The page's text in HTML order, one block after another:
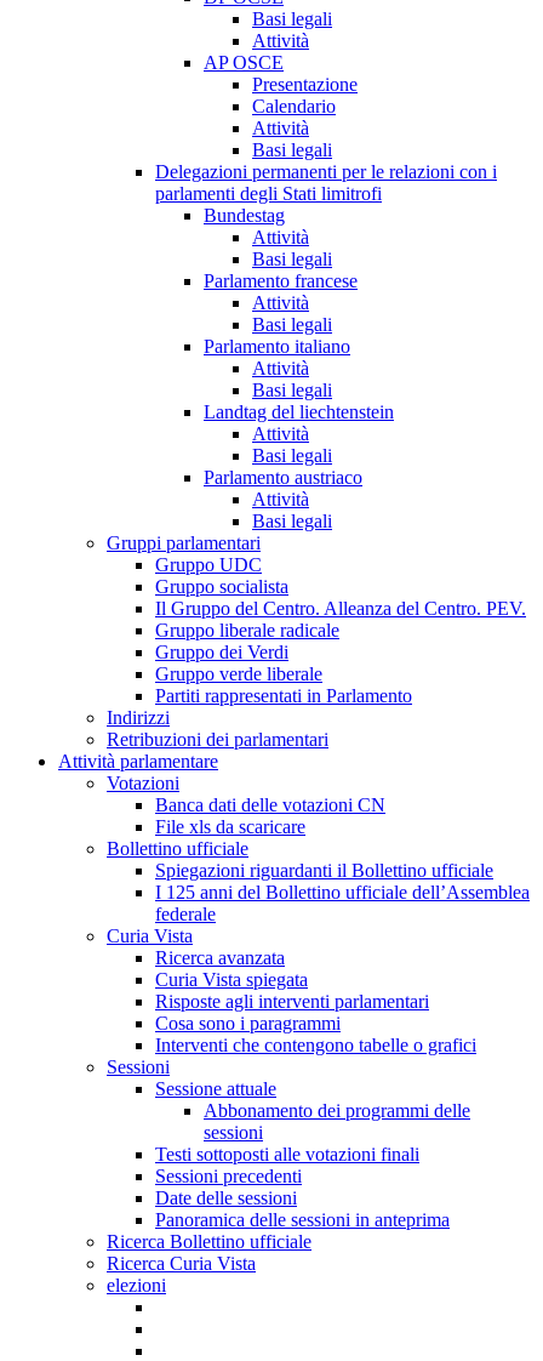
Basi legali
Attività
AP OSCE
Presentazione
Calendario
Attività
Basi legali
Delegazioni permanenti per le relazioni con i
parlamenti degli Stati limitrofi
Bundestag
Attività
Basi legali
Parlamento francese
Attività
Basi legali
Parlamento italiano
Attività
Basi legali
Landtag del liechtenstein
Attività
Basi legali
Parlamento austriaco
Attività
Basi legali
Gruppi parlamentari
Gruppo UDC
Gruppo socialista
Il Gruppo del Centro. Alleanza del Centro. PEV.
Gruppo liberale radicale
Gruppo dei Verdi
Gruppo verde liberale
Partiti rappresentati in Parlamento
Indirizzi
Retribuzioni dei parlamentari
Attività parlamentare
Votazioni
Banca dati delle votazioni CN
File xls da scaricare
Bollettino ufficiale
Spiegazioni riguardanti il Bollettino ufficiale
I 125 anni del Bollettino ufficiale dell’Assemblea
federale
Curia Vista
Ricerca avanzata
Curia Vista spiegata
Risposte agli interventi parlamentari
Cosa sono i paragrammi
Interventi che contengono tabelle o grafici
Sessioni
Sessione attuale
Abbonamento dei programmi delle
sessioni
Testi sottoposti alle votazioni finali
Sessioni precedenti
Date delle sessioni
Panoramica delle sessioni in anteprima
Ricerca Bollettino ufficiale
Ricerca Curia Vista
elezioni